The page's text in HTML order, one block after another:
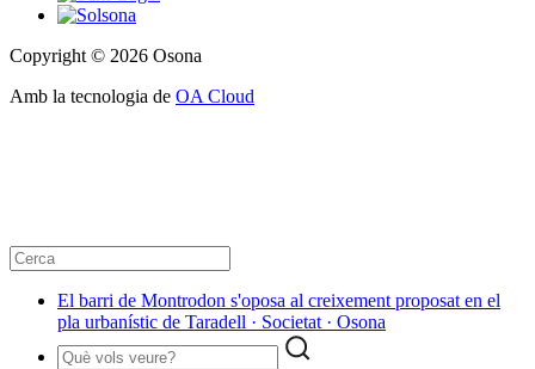
Copyright © 2026 Osona
Amb la tecnologia de OA Cloud
El barri de Montrodon s'oposa al creixement proposat en el
pla urbanístic de Taradell · Societat · Osona